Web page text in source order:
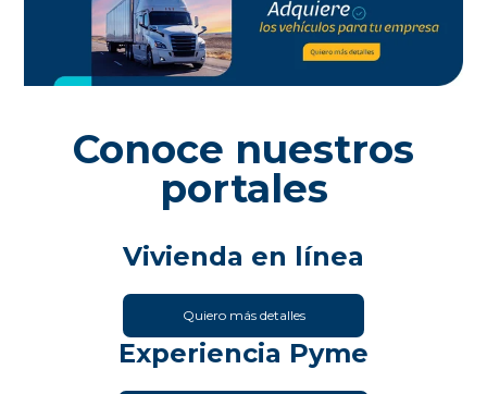
Conoce nuestros
portales
Vivienda en línea
Quiero más detalles
Experiencia Pyme